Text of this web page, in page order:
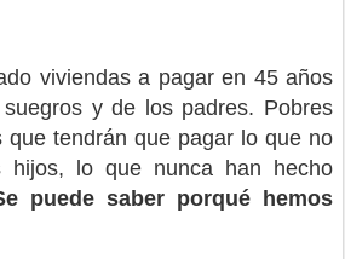
viviendas a pagar en 45 años
y de los padres. Pobres
que tendrán que pagar lo que no
hijos, lo que nunca han hecho
puede saber porqué hemos